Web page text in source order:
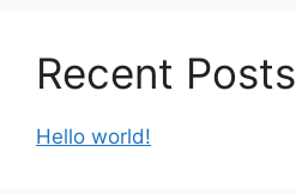
Recent Posts
Hello world!